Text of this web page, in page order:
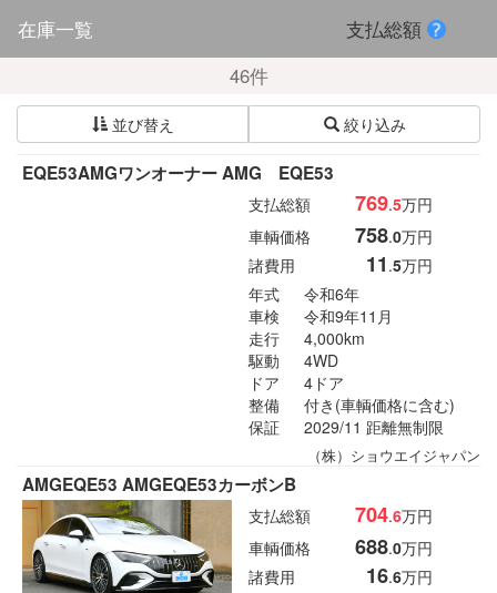
在庫一覧
支払総額
46件
並び替え 絞り込み
EQE53AMGワンオーナー AMG EQE53
支払総額 769.5万円
車輌価格
758.0万円
諸費用
11 .5万円
年式
令和6年
車検
令和9年11月
走行
4,000km
駆動
4WD
ドア
4ドア
整備
付き(車輌価格に含む)
保証
2029/11 距離無制限
（株）ショウエイジャパン
AMGEQE53 AMGEQE53カーボンB
支払総額 704.6万円
車輌価格
688.0万円
諸費用
16.6万円